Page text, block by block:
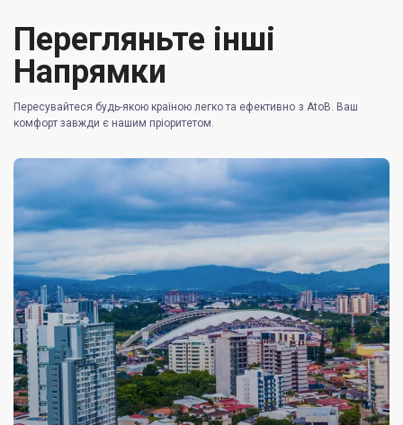
Перегляньте інші
Напрямки
Пересувайтеся будь-якою країною легко та ефективно з AtoB. Ваш
комфорт завжди є нашим пріоритетом.